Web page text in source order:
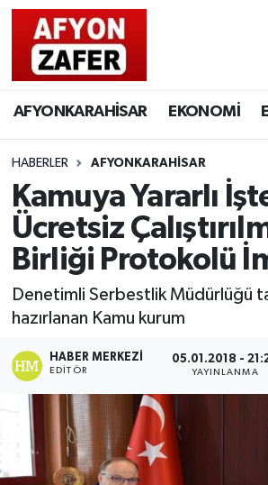
AFYONKARAHİSAR EKONOMİ
HABERLER AFYONKARAHİSAR
Kamuya Yararlı
Ücretsiz
Birliği Protokolü
Denetimli Serbestlik Müdürlüğü
hazırlanan Kamu kurum
HABER MERKEZI
EDITÖR
05.01.2018 -
YAYINLANMA